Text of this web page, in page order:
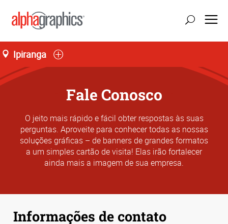
Ipiranga
Fale Conosco
O jeito mais rápido e fácil obter respostas às suas
perguntas. Aproveite para conhecer todas as nossas
soluções gráficas – de banners de grandes formatos
a um simples cartão de visita! Elas irão fortalecer
ainda mais a imagem de sua empresa.
Informações de contato